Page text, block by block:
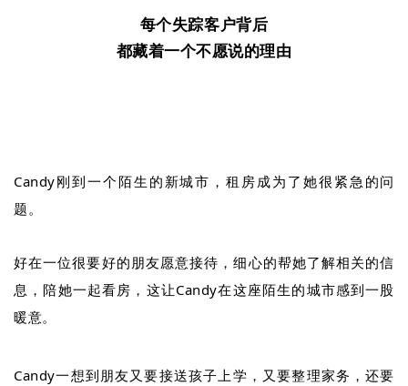
每个失踪客户背后
都藏着一个不愿说的理由
Candy刚到一个陌生的新城市，租房成为了她很紧急的问
题。
好在一位很要好的朋友愿意接待，细心的帮她了解相关的信
息，陪她一起看房，这让Candy在这座陌生的城市感到一股
暖意。
Candy一想到朋友又要接送孩子上学，又要整理家务，还要